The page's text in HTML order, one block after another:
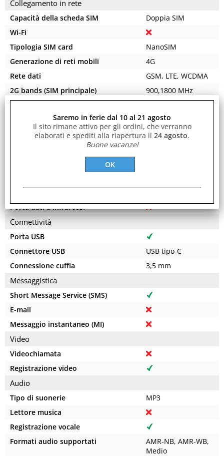
Collegamento in rete
Capacità della scheda SIM
Doppia SIM
Wi-Fi
Tipologia SIM card
NanoSIM
Generazione di reti mobili
4G
Rete dati
GSM, LTE, WCDMA
2G bands (SIM principale)
900,1800 MHz
Banda di frequenza
Banda quadrupla
Near Field Communication (NFC)
Porta dati a infrarossi
Connettività
Porta USB
Connettore USB
USB tipo-C
Connessione cuffia
3,5 mm
Messaggistica
Short Message Service (SMS)
E-mail
Messaggio instantaneo (MI)
Video
Videochiamata
Registrazione video
Audio
Tipo di suonerie
MP3
Lettore musica
Registrazione vocale
Formati audio supportati
AMR-NB, AMR-WB,
Medio
Saremo in ferie dal 10 al 21 agosto
Il sito rimane attivo per gli ordini, che verranno
elaborati e spediti alla riapertura il 24 agosto.
Buone vacanze!